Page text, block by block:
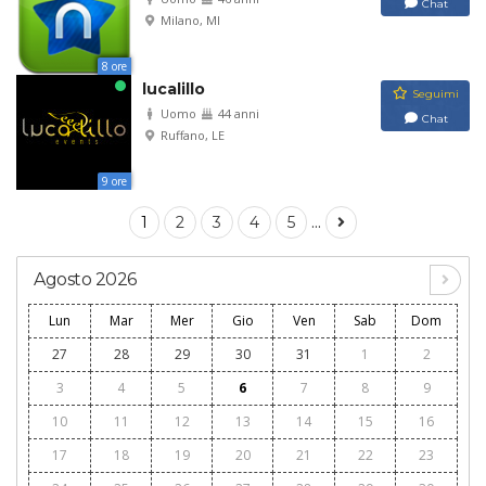
8 ore
Milano, MI
Chat
9 ore
lucalillo
Uomo
44 anni
Ruffano, LE
Seguimi
Chat
1 2 3 4 5 ...
Agosto 2026
Lun Mar Mer Gio Ven Sab
Dom
27
28 29 30 31 1
2
3
4 5 6 7 8
9
10
11 12 13 14 15
16
17
18 19 20 21 22
23